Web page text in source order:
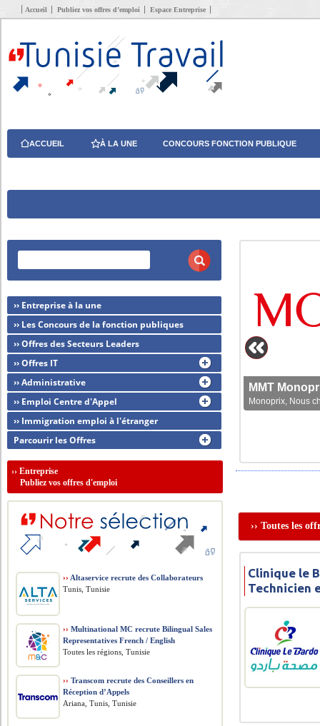
Accueil Publiez vos offres d’emploi Espace Entreprise
ACCUEIL À LA UNE CONCOURS FONCTION PUBLIQUE
MMT
Monoprix, Nous
›› Toutes les
Clinique le
Technicien
›› Entreprise à la une
›› Les Concours de la fonction publiques
›› Offres des Secteurs Leaders
›› Offres IT
›› Administrative
›› Emploi Centre d'Appel
›› Immigration emploi à l'étranger
Parcourir les Offres
››Entreprise
Publiez vos offres d'emploi
›› Altaservice recrute des Collaborateurs
Tunis, Tunisie
›› Multinational MC recrute Bilingual Sales
Representatives French / English
Toutes les régions, Tunisie
›› Transcom recrute des Conseillers en
Réception d’Appels
Ariana, Tunis, Tunisie